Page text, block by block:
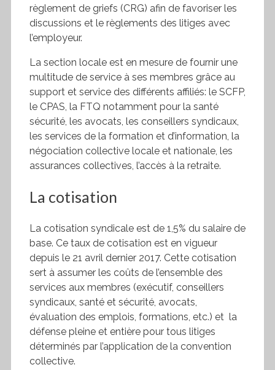
règlement de griefs (CRG) afin de favoriser les
discussions et le règlements des litiges avec
l’employeur.
La section locale est en mesure de fournir une
multitude de service à ses membres grâce au
support et service des différents affiliés: le SCFP,
le CPAS, la FTQ notamment pour la santé
sécurité, les avocats, les conseillers syndicaux,
les services de la formation et d’information, la
négociation collective locale et nationale, les
assurances collectives, l’accès à la retraite.
La cotisation
La cotisation syndicale est de 1,5% du salaire de
base. Ce taux de cotisation est en vigueur
depuis le 21 avril dernier 2017. Cette cotisation
sert à assumer les coûts de l’ensemble des
services aux membres (exécutif, conseillers
syndicaux, santé et sécurité, avocats,
évaluation des emplois, formations, etc.) et la
défense pleine et entière pour tous litiges
déterminés par l’application de la convention
collective.